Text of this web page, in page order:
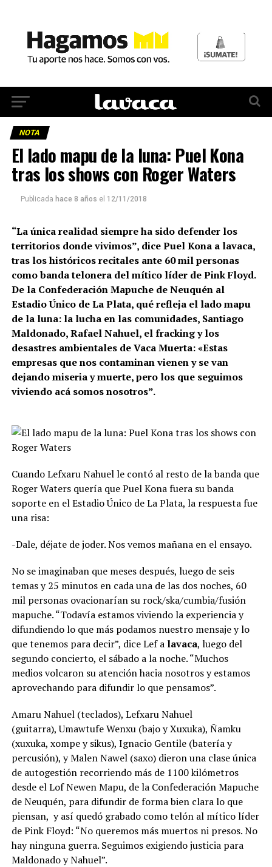
NOTA
El lado mapu de la luna: Puel Kona
tras los shows con Roger Waters
Publicada hace 8 años el 12/11/2018
“La única realidad siempre ha sido defender los
territorios donde vivimos”, dice Puel Kona a lavaca,
tras los históricos recitales ante 60 mil personas
como banda telonera del mítico líder de Pink Floyd.
De la Confederación Mapuche de Neuquén al
Estadio Único de La Plata, qué refleja el lado mapu
de la luna: la lucha en las comunidades, Santiago
Maldonado, Rafael Nahuel, el fracking y los
desastres ambientales de Vaca Muerta: «Estas
empresas que nos contaminan vienen y se van
dejando miseria y muerte, pero los que seguimos
viviendo acá somos nosotros”.
Cuando Lefxaru Nahuel le contó al resto de la banda que
Roger Waters quería que Puel Kona fuera su banda
soporte en el Estadio Único de La Plata, la respuesta fue
una risa:
-Dale, déjate de joder. Nos vemos mañana en el ensayo.
No se imaginaban que meses después, luego de seis
temas y 25 minutos en cada una de las dos noches, 60
mil personas ovacionarían su rock/ska/cumbia/fusión
mapuche. “Todavía estamos viviendo la experiencia y
difundiendo lo que más podamos nuestro mensaje y lo
que tenemos para decir”, dice Lef a lavaca, luego del
segundo concierto, el sábado a la noche. “Muchos
medios volcaron su atención hacia nosotros y estamos
aprovechando para difundir lo que pensamos”.
Amaru Nahuel (teclados), Lefxaru Nahuel
(guitarra), Umawtufe Wenxu (bajo y Xuxuka), Ñamku
(xuxuka, xompe y sikus), Ignacio Gentile (batería y
percusión), y Malen Nawel (saxo) dieron una clase única
de autogestión recorriendo más de 1100 kilómetros
desde el Lof Newen Mapu, de la Confederación Mapuche
de Neuquén, para difundir de forma bien clara lo que
piensan, y así quedó grabado como telón al mítico líder
de Pink Floyd: “No queremos más muertos ni presos. No
hay ninguna guerra. Seguimos exigiendo justicia para
Maldonado y Nahuel”.